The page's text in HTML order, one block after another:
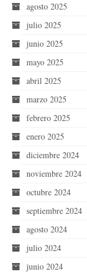
agosto 2025
julio 2025
junio 2025
mayo 2025
abril 2025
marzo 2025
febrero 2025
enero 2025
diciembre 2024
noviembre 2024
octubre 2024
septiembre 2024
agosto 2024
julio 2024
junio 2024